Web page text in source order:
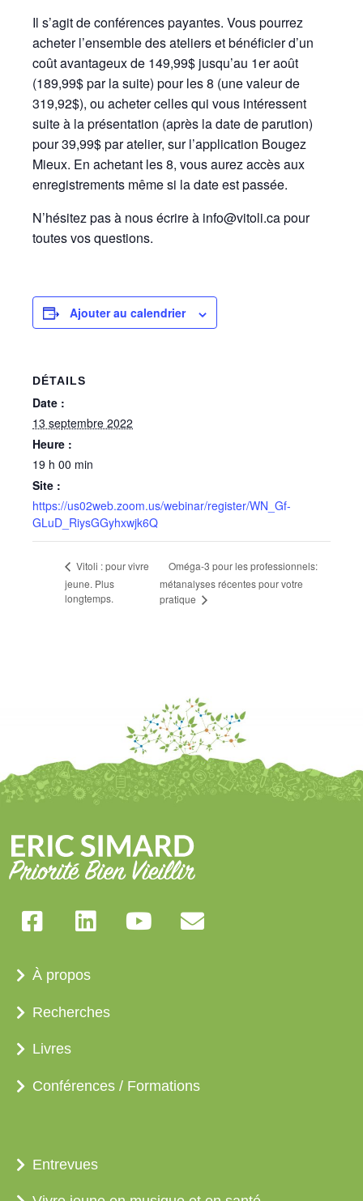
Il s’agit de conférences payantes. Vous pourrez
acheter l’ensemble des ateliers et bénéficier d’un
coût avantageux de 149,99$ jusqu’au 1er août
(189,99$ par la suite) pour les 8 (une valeur de
319,92$), ou acheter celles qui vous intéressent
suite à la présentation (après la date de parution)
pour 39,99$ par atelier, sur l’application Bougez
Mieux. En achetant les 8, vous aurez accès aux
enregistrements même si la date est passée.
N’hésitez pas à nous écrire à info@vitoli.ca pour
toutes vos questions.
Ajouter au calendrier
DÉTAILS
Date :
13 septembre 2022
Heure :
19 h 00 min
Site :
https://us02web.zoom.us/webinar/register/WN_Gf-
GLuD_RiysGGyhxwjk6Q
Vitoli : pour vivre
jeune. Plus
longtemps.
Oméga-3 pour les professionnels:
métanalyses récentes pour votre
pratique
À propos
Recherches
Livres
Conférences / Formations
Entrevues